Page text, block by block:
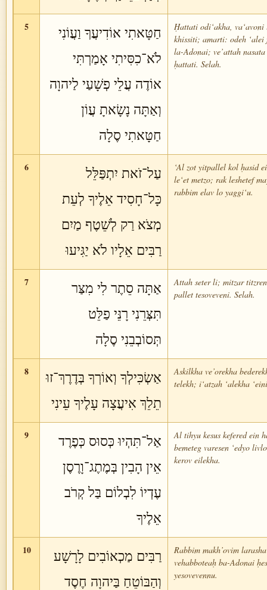
5
חַטָּאתִי אוֹדִיעֲךָ וַעֲוֹנִי
לֹא־כִסִּיתִי אָמַרְתִּי
אוֹדֶה עֲלֵי פְשָׁעַי לַיהוָה
וְאַתָּה נָשָׂאתָ עֲוֹן
חַטָּאתִי סֶלָה
Ḥattati odi‘akha, va‘avoni
khissiti; amarti: odeh ‘alei
la-Adonai; ve’attah nasata
ḥattati. Selah.
6
עַל־זֹאת יִתְפַּלֵּל
כָּל־חָסִיד אֵלֶיךָ לְעֵת
מְצֹא רַק לְשֵׁטֶף מַיִם
רַבִּים אֵלָיו לֹא יַגִּיעוּ
‘Al zot yitpallel kol ḥasid
le‘et metzo; rak leshetef
rabbim elav lo yaggi‘u.
7
אַתָּה סֵתֶר לִי מִצַּר
תִּצְּרֵנִי רָנֵּי פַלֵּט
תְּסוֹבְבֵנִי סֶלָה
Attah seter li; mitzar
pallet tesoveveni. Selah.
8
אַשְׂכִּילְךָ וְאוֹרְךָ בְּדֶרֶךְ־זוּ
תֵלֵךְ אִיעֲצָה עָלֶיךָ עֵינִי
Askilkha ve’orekha
telekh; i‘atzah ‘alekha
9
אַל־תִּהְיוּ כְּסוּס כְּפֶרֶד
אֵין הָבִין בְּמֶתֶג־וָרֶסֶן
עֶדְיוֹ לִבְלוֹם בַּל קְרֹב
אֵלֶיךָ
Al tihyu kesus kefered ein
bemeteg varesen ‘edyo
kerov eilekha.
10
רַבִּים מַכְאוֹבִים לָרָשָׁע
וְהַבּוֹטֵחַ בַּיהוָה חֶסֶד
Rabbim makh’ovim
vehabboteaḥ ba-Adonai
yesovevennu.